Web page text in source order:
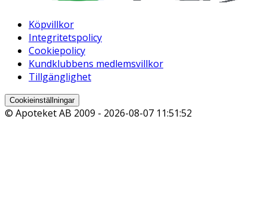
Köpvillkor
Integritetspolicy
Cookiepolicy
Kundklubbens medlemsvillkor
Tillgänglighet
Cookieinställningar
© Apoteket AB 2009 - 2026-08-07 11:51:52